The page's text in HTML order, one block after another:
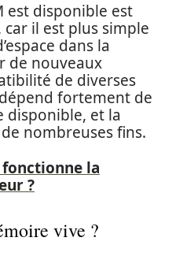
est disponible est
il est plus simple
dans la
de nouveaux
de diverses
fortement de
disponible, et la
nombreuses fins.
la
?
vive ?